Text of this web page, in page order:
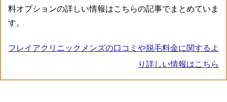
料オプションの詳しい情報はこちらの記事でまとめていま
す。
フレイアクリニックメンズの口コミや脱毛料金に関するよ
り詳しい情報はこちら